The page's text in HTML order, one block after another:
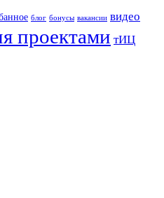
блог бонусы вакансии видео
проектами тИЦ